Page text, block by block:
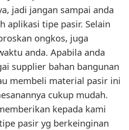
jadi jangan sampai anda
aplikasi tipe pasir. Selain
ongkos, juga
anda. Apabila anda
supplier bahan bangunan
membeli material pasir ini
cukup mudah.
kepada kami
pasir yg berkeinginan